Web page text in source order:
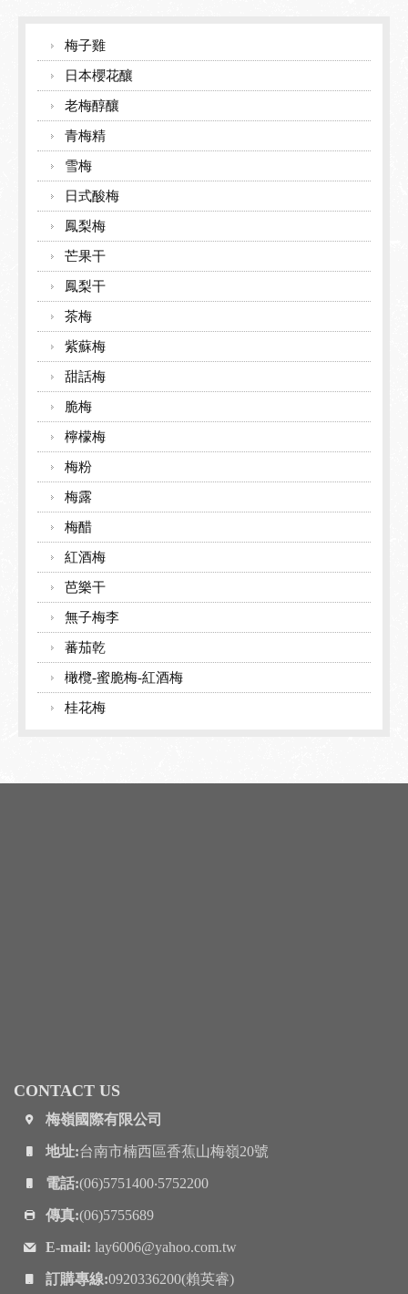
梅子雞
日本櫻花釀
老梅醇釀
青梅精
雪梅
日式酸梅
鳳梨梅
芒果干
鳳梨干
茶梅
紫蘇梅
甜話梅
脆梅
檸檬梅
梅粉
梅露
梅醋
紅酒梅
芭樂干
無子梅李
蕃茄乾
橄欖-蜜脆梅-紅酒梅
桂花梅
CONTACT US
梅嶺國際有限公司
地址:台南市楠西區香蕉山梅嶺20號
電話:(06)5751400‧5752200
傳真:(06)5755689
E-mail: lay6006@yahoo.com.tw
訂購專線:0920336200(賴英睿)